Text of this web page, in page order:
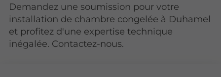
Demandez une soumission pour votre
installation de chambre congelée à Duhamel
et profitez d'une expertise technique
inégalée. Contactez-nous.